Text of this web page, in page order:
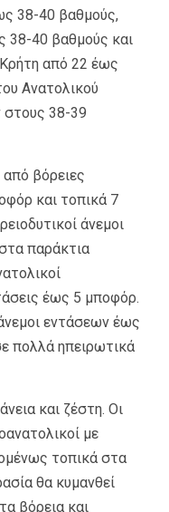
38-40 βαθμούς,
38-40 βαθμούς και
Κρήτη από 22 έως
Ανατολικού
στους 38-39
βόρειες
και τοπικά 7
άνεμοι
παράκτια
έως 5 μποφόρ.
εντάσεων έως
πολλά ηπειρωτικά
και ζέστη. Οι
με
τοπικά στα
θα κυμανθεί
βόρεια και